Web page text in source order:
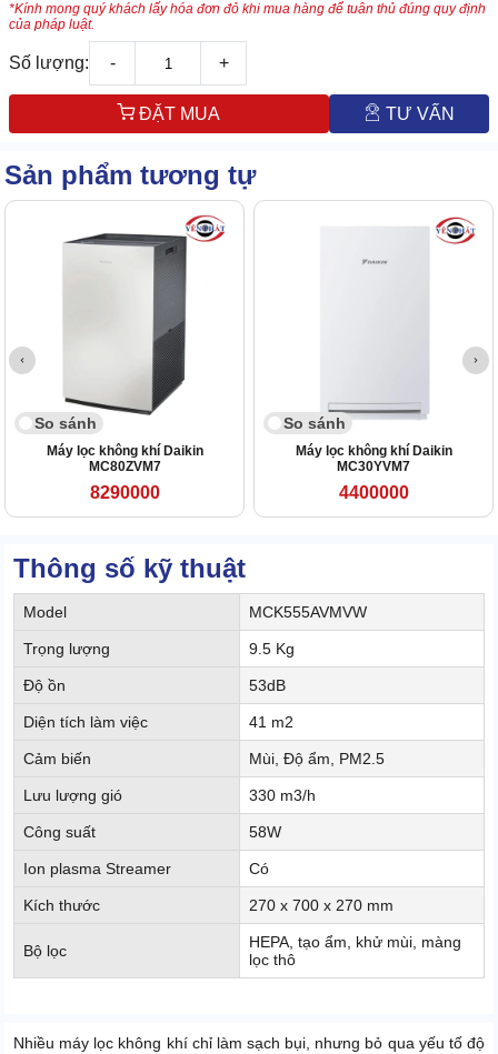
*Kính mong quý khách lấy hóa đơn đỏ khi mua hàng để tuân thủ đúng quy định
của pháp luật.
Số lượng: - +
ĐẶT MUA TƯ VẤN
Sản phẩm tương tự
So sánh
Máy lọc không khí Daikin
MC80ZVM7
8290000
So sánh
Máy lọc không khí Daikin
MC30YVM7
4400000
Thông số kỹ thuật
Model MCK555AVMVW
Trọng lượng 9.5 Kg
Độ ồn 53dB
Diện tích làm việc 41 m2
Cảm biến Mùi, Độ ẩm, PM2.5
Lưu lượng gió 330 m3/h
Công suất 58W
Ion plasma Streamer Có
Kích thước 270 x 700 x 270 mm
Bộ lọc
HEPA, tạo ẩm, khử mùi, màng
lọc thô
Nhiều máy lọc không khí chỉ làm sạch bụi, nhưng bỏ qua yếu tố độ